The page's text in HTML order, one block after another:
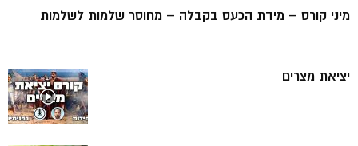
מיני קורס – מידת הכעס בקבלה – מחוסר שלמות לשלמות
יציאת מצרים